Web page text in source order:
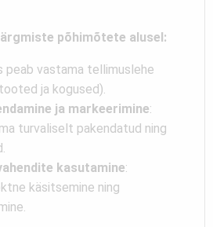
põhimõtete alusel:
peab vastama tellimuslehe
ja kogused).
ja markeerimine:
turvaliselt pakendatud ning
kasutamine:
käsitsemine ning